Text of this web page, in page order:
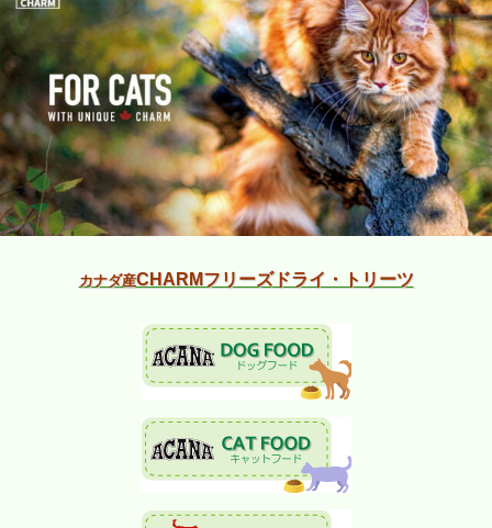
カナダ産CHARMフリーズドライ・トリーツ